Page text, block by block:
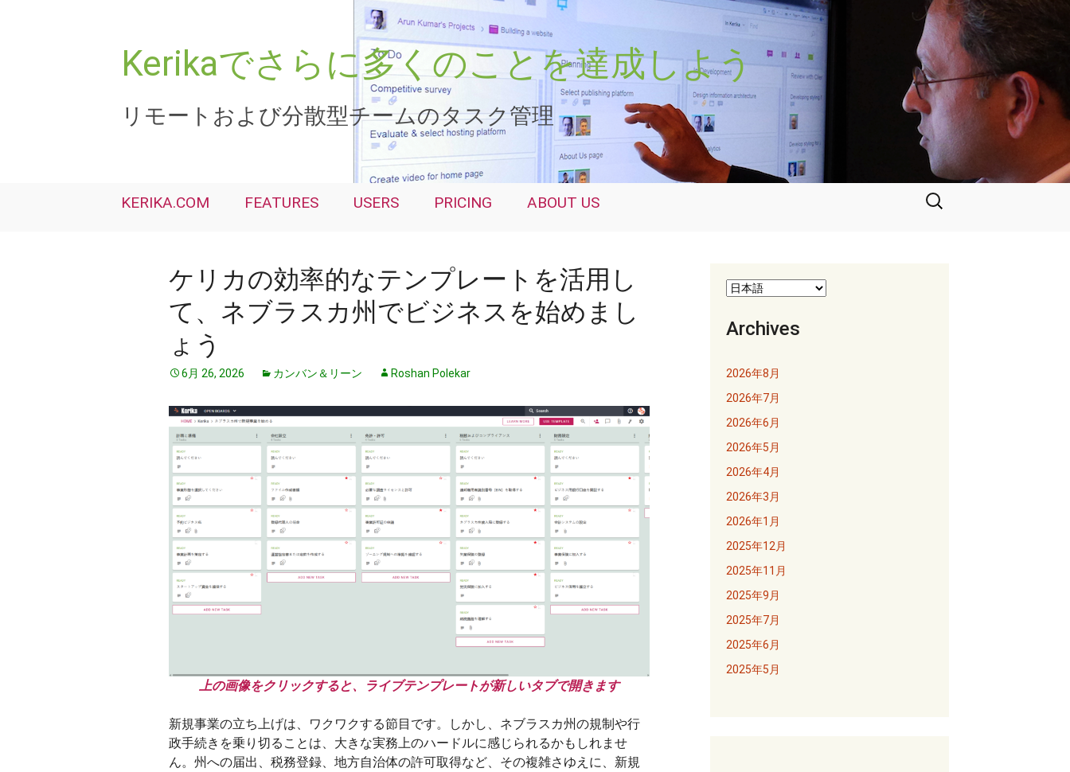
Kerikaでさらに多くのことを達成しよう
リモートおよび分散型チームのタスク管理
KERIKA.COM FEATURES USERS PRICING ABOUT US
検
索:
ケリカの効率的なテンプレートを活用し
て、ネブラスカ州でビジネスを始めまし
ょう
6月 26, 2026 カンバン＆リーン Roshan Polekar
上の画像をクリックすると、ライブテンプレートが新しいタブで開きます
新規事業の立ち上げは、ワクワクする節目です。しかし、ネブラスカ州の規制や行
政手続きを乗り切ることは、大きな実務上のハードルに感じられるかもしれませ
ん。州への届出、税務登録、地方自治体の許可取得など、その複雑さゆえに、新規
Archives
2026年8月
2026年7月
2026年6月
2026年5月
2026年4月
2026年3月
2026年1月
2025年12月
2025年11月
2025年9月
2025年7月
2025年6月
2025年5月